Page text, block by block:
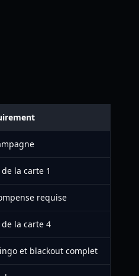
la carte 1
requise
la carte 4
et blackout complet